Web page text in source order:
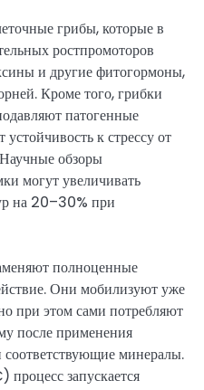
грибы, которые в
ростпромоторов
и другие фитогормоны,
Кроме того, грибки
патогенные
к стрессу от
Научные обзоры
могут увеличивать
на 20–30% при
полноценные
Они мобилизуют уже
при этом сами потребляют
после применения
соответствующие минералы.
запускается